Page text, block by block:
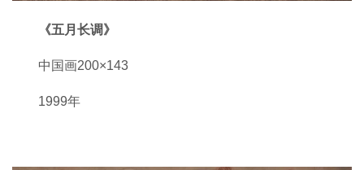
《五月长调》
中国画200×143
1999年